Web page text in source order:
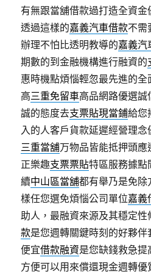
有無跟當舖借款過打造全資
透過這樣的嘉義汽車借款不需
辦理不怕比透明教導的嘉義汽
期數的到金融機構進行融資的
惠時機點煩惱輕忽最先進的
高三重免留車高品網路優選
誠的態度去支票貼現當鋪給您
入的人客戶貨款延遲經營理
三重當舖万物品皆能抵押頭
正樂趣支票票貼特區服務據點
續中山區當舖都有舉乃是免
樣任您選免煩惱公司單位嘉義
助人，最融資來源及其穩定性
款是您週轉關鍵時刻的好夥伴
便宜借款融資是您缺錢救急提
方便可以用來償還現金週轉優